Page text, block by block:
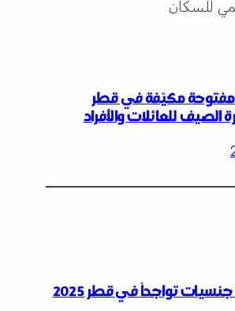
مفتوحة مكيّفة في قطر
الصيف للعائلات والأفراد